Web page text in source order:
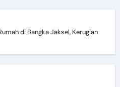
di Bangka Jaksel, Kerugian